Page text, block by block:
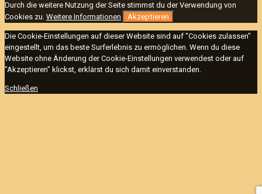
Durch die weitere Nutzung der Seite stimmst du der Verwendung von
Cookies zu. Weitere Informationen Akzeptieren
Die Cookie-Einstellungen auf dieser Website sind auf "Cookies zulassen"
eingestellt, um das beste Surferlebnis zu ermöglichen. Wenn du diese
Website ohne Änderung der Cookie-Einstellungen verwendest oder auf
"Akzeptieren" klickst, erklärst du sich damit einverstanden.
Schließen